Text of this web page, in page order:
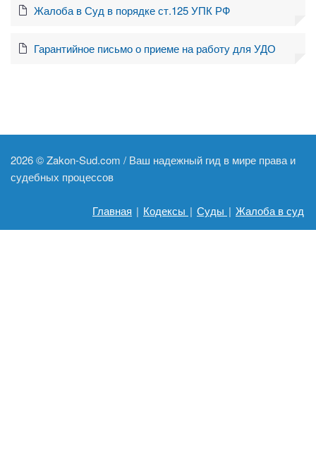
Жалоба в Суд в порядке ст.125 УПК РФ
Гарантийное письмо о приеме на работу для УДО
2026 ©Zakon-Sud.com / Ваш надежный гид в мире права и
судебных процессов
Главная | Кодексы | Суды | Жалоба в суд